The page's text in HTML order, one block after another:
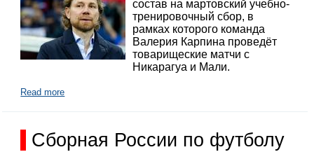
состав на мартовский учебно-
тренировочный сбор, в
рамках которого команда
Валерия Карпина проведёт
товарищеские матчи с
Никарагуа и Мали.
Read more
Сборная России по футболу